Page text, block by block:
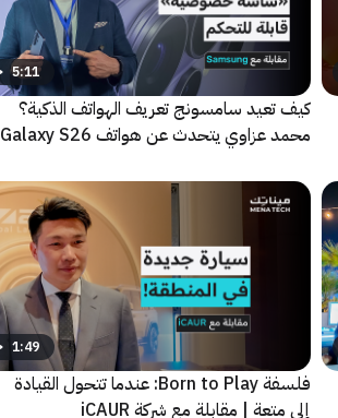
5:11
كيف تعيد سامسونج تعريف الهواتف الذكية؟
محمد عزاوي يتحدث عن هواتف Galaxy S26
1:49
فلسفة Born to Play: عندما تتحول القيادة
إلى متعة | مقابلة مع شركة iCAUR